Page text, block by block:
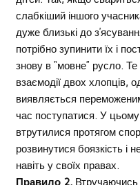
слабкіший іншого
дуже близькі до
потрібно зупинити їх і
знову в “мовне” русло.
взаємодії двох хлопців,
виявляється
час поступатися. У
втрутилися протягом
розвинутися боязкість і
навіть у своїх правах.
Правило 2.Втручаючись